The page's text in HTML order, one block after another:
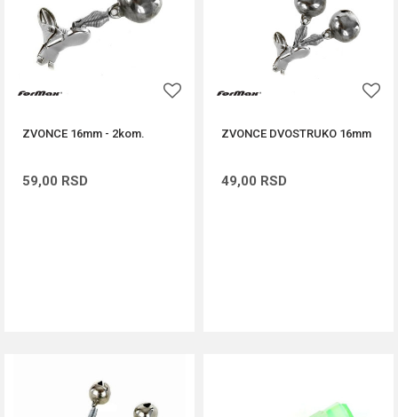
ZVONCE 16mm - 2kom.
59,00 RSD
ZVONCE DVOSTRUKO 16mm
49,00 RSD